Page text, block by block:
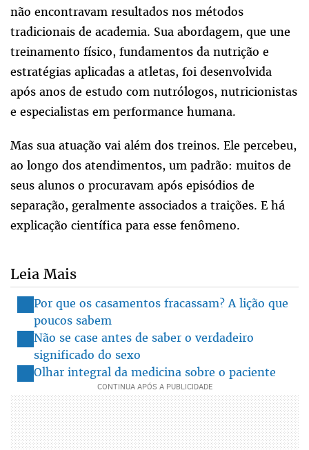
não encontravam resultados nos métodos
tradicionais de academia. Sua abordagem, que une
treinamento físico, fundamentos da nutrição e
estratégias aplicadas a atletas, foi desenvolvida
após anos de estudo com nutrólogos, nutricionistas
e especialistas em performance humana.
Mas sua atuação vai além dos treinos. Ele percebeu,
ao longo dos atendimentos, um padrão: muitos de
seus alunos o procuravam após episódios de
separação, geralmente associados a traições. E há
explicação científica para esse fenômeno.
Leia Mais
Por que os casamentos fracassam? A lição que
poucos sabem
Não se case antes de saber o verdadeiro
significado do sexo
Olhar integral da medicina sobre o paciente